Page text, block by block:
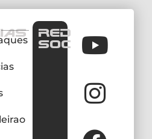
REDES
SOCIAIS